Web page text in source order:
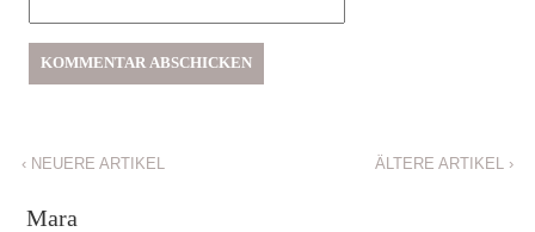
‹NEUERE ARTIKEL ÄLTERE ARTIKEL ›
Mara